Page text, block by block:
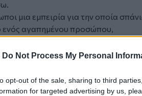
Do Not Process My Personal
opt-out of the sale, sharing to third
for targeted advertising by us,
μια εμπειρία για την οποία
ενός αγαπημένου προσώπου,
που άφησε πίσω του. Όταν ένα
από πιάτα και φλιτζάνια. Όταν ένα
ο άνθρωπος που το φόρεσε και η